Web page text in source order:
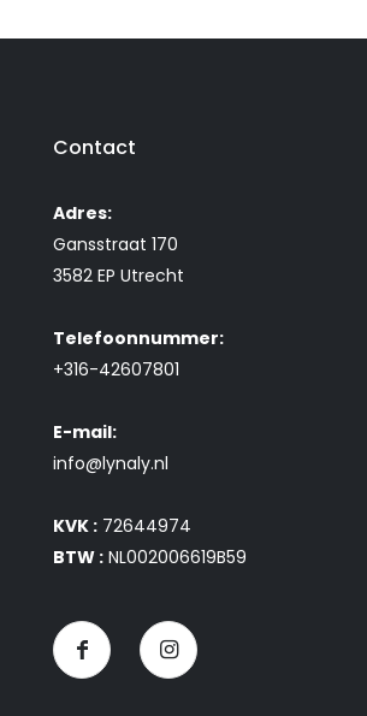
Contact
Adres:
Gansstraat 170
3582 EP Utrecht
Telefoonnummer:
+316-42607801
E-mail:
info@lynaly.nl
KVK : 72644974
BTW : NL002006619B59